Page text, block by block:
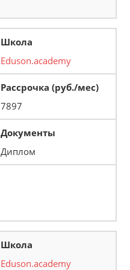
Eduson.academy
7897
Диплом
Eduson.academy